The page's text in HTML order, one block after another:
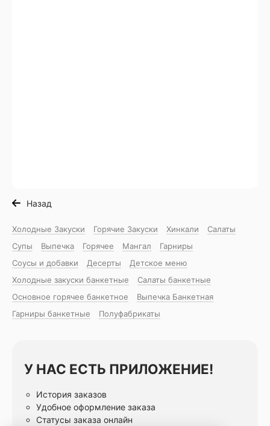
Назад
Холодные Закуски Горячие Закуски Хинкали
Салаты
Супы
Выпечка Горячее Мангал
Гарниры
Соусы и добавки
Десерты
Детское меню
Холодные закуски банкетные
Салаты банкетные
Основное горячее банкетное
Выпечка Банкетная
Гарниры банкетные
Полуфабрикаты
У НАС ЕСТЬ ПРИЛОЖЕНИЕ!
История заказов
Удобное оформление заказа
Статусы заказа онлайн